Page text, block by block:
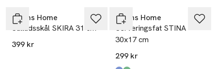
Åhléns Home
Salladsskål SKIRA 31 cm
399 kr
Åhléns Home
Serveringsfat STINA
30x17 cm
299 kr